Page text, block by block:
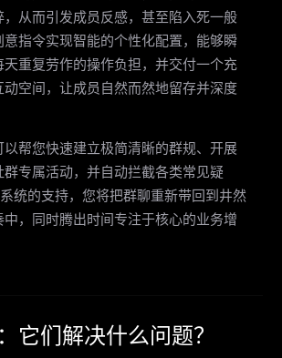
从而引发成员反感，甚至陷入死一般
意指令实现智能的个性化配置，能够瞬
天重复劳作的操作负担，并交付一个充
空间，让成员自然而然地留存并深度
帮您快速建立极简清晰的群规、开展
群专属活动，并自动拦截各类常见疑
统的支持，您将把群聊重新带回到井然
，同时腾出时间专注于核心的业务增
它们解决什么问题？